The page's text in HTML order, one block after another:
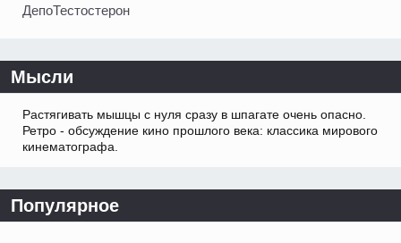
ДепоТестостерон
Мысли
Растягивать мышцы с нуля сразу в шпагате очень опасно.
Ретро - обсуждение кино прошлого века: классика мирового
кинематографа.
Популярное